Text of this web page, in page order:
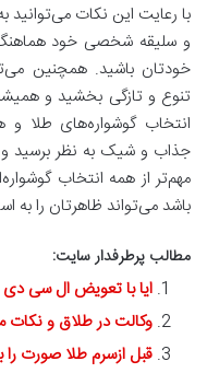
با رعایت این نکات می‌توانید
و سلیقه شخصی خود هماهنگ
خودتان باشید. همچنین
تنوع و تازگی بخشید و
انتخاب گوشواره‌های طلا و
جذاب و شیک به نظر برسید و
مهم‌تر از همه انتخاب
باشد می‌تواند ظاهرتان را به
مطالب پرطرفدار سایت:
ایا با تعویض ال سی
وکالت در طلاق و نکات
قبل ازسرم طلا صورت